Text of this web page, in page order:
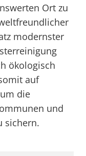
Ort zu
modernster
ökologisch
auf
die
und
sichern.